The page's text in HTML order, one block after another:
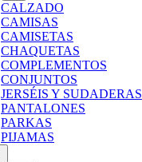
CALZADO
CAMISAS
CAMISETAS
CHAQUETAS
COMPLEMENTOS
CONJUNTOS
JERSÉIS Y SUDADERAS
PANTALONES
PARKAS
PIJAMAS